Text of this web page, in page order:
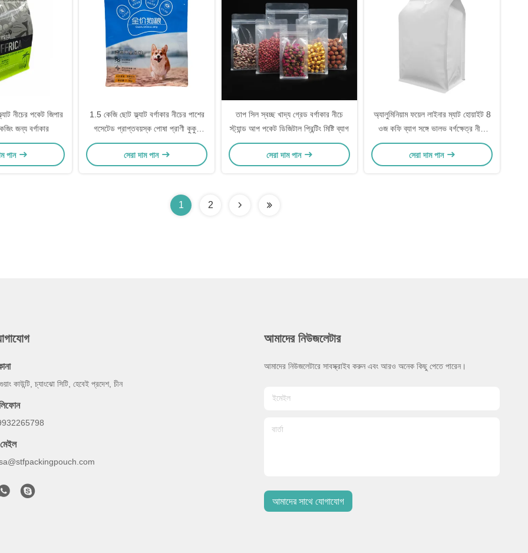
নীচের পকেট জিপার
জন্য বর্গাকার
পান
1.5 কেজি ছোট ফ্ল্যাট বর্গাকার নীচের পাশের
গসেটেড প্রাপ্তবয়স্ক পোষা প্রাণী কুকুর
শুকনো খাদ্য প্যাকেজিং ব্যাগ পুনরায় বন্ধযোগ্য
জিপার সহ
সেরা দাম পান
তাপ সিল স্বচ্ছ খাদ্য গ্রেড বর্গাকার নীচে
স্ট্যান্ড আপ পকেট ডিজিটাল প্রিন্টিং মিষ্টি ব্যাগ
সেরা দাম পান
অ্যালুমিনিয়াম ফয়েল লাইনার ম্যাট হোয়াইট 8
ওজ কফি ব্যাগ সঙ্গে ভালভ বর্গক্ষেত্র নীচে
জিপার টান টেপ
সেরা দাম পান
1 2
কাউন্টি, চ্যাংঝো সিটি, হেবেই প্রদেশ, চীন
আমাদের নিউজলেটার
আমাদের নিউজলেটারে সাবস্ক্রাইব করুন এবং আরও অনেক কিছু পেতে পারেন।
আমাদের সাথে যোগাযোগ